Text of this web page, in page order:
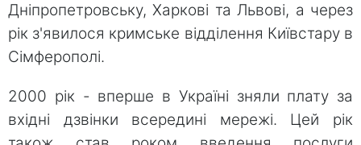
Дніпропетровську, Харкові та Львові, а через
рік з'явилося кримське відділення Київстару в
Сімферополі.
2000 рік - вперше в Україні зняли плату за
вхідні дзвінки всередині мережі. Цей рік